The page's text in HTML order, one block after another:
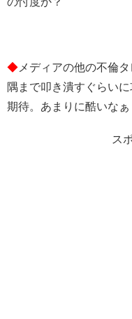
◆ メディアの他の不倫
隅まで叩き潰すぐらい
期待。あまりに酷いなぁ
ス